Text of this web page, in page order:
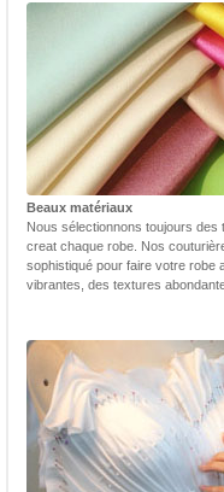
Beaux matériaux
Nous sélectionnons toujours des
creat chaque robe. Nos
sophistiqué pour faire votre robe
vibrantes, des textures